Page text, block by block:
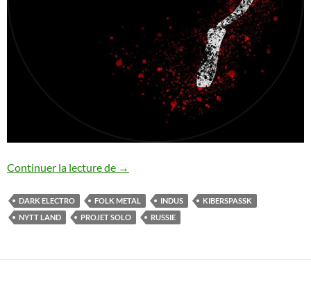
Continuer la lecture de Kiberspassk : nouveau morceau
→
DARK ELECTRO FOLK METAL INDUS
KIBERSPASSK
NYTT LAND
PROJET SOLO RUSSIE